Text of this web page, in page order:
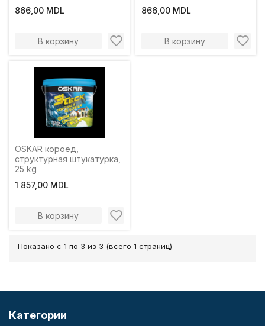
866,00 MDL
В корзину
866,00 MDL
В корзину
OSKAR короед,
структурная штукатурка,
25 kg
1 857,00 MDL
В корзину
Показано с 1 по 3 из 3 (всего 1 страниц)
Категории